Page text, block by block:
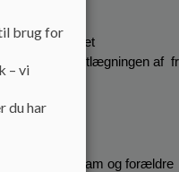
af fraværet
hvis kortlægningen af
med team og forældre
brug for
– vi
du har